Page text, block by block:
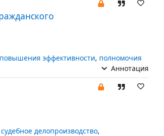
эффективности, полномочия
Аннотация
судебное делопроизводство,